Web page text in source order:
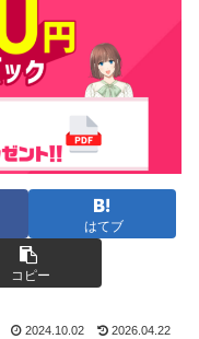
はてブ
コピー
2024.10.02 2026.04.22